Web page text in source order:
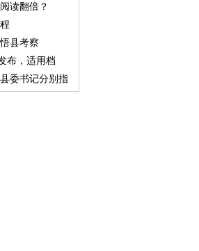
读翻倍？
县考察
布，适用档
委书记分别指